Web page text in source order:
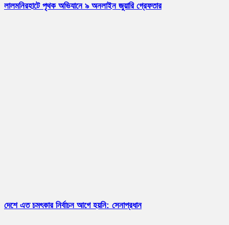
লালমনিরহাটে পৃথক অভিযানে ৯ অনলাইন জুয়ারি গ্রেফতার
দেশে এত চমৎকার নির্বাচন আগে হয়নি: সেনাপ্রধান